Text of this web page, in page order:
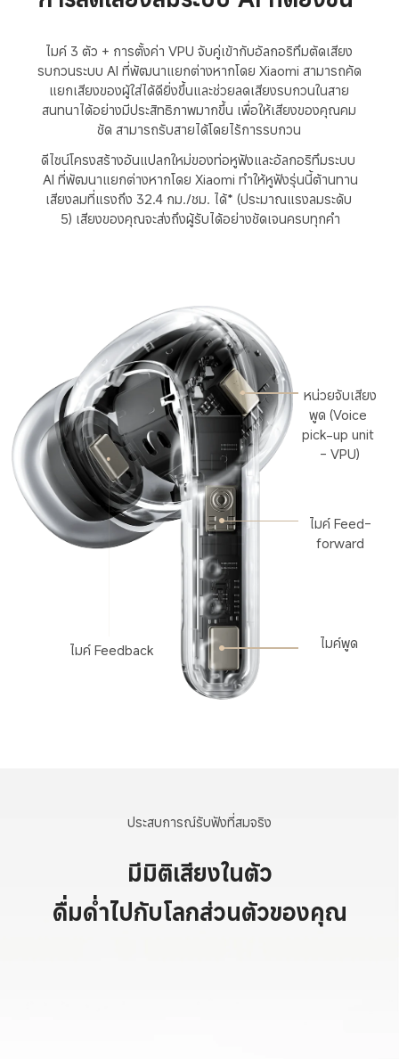
ไมค์ 3 ตัว + การตั้งค่า VPU จับคู่เข้ากับอัลกอริทึมตัดเสียง
รบกวนระบบ AI ที่พัฒนาแยกต่างหากโดย Xiaomi สามารถคัด
แยกเสียงของผู้ใส่ได้ดียิ่งขึ้นและช่วยลดเสียงรบกวนในสาย
สนทนาได้อย่างมีประสิทธิภาพมากขึ้น เพื่อให้เสียงของคุณคม
ชัด สามารถรับสายได้โดยไร้การรบกวน
ดีไซน์โครงสร้างอันแปลกใหม่ของท่อหูฟังและอัลกอริทึมระบบ
AI ที่พัฒนาแยกต่างหากโดย Xiaomi ทำให้หูฟังรุ่นนี้ต้านทาน
เสียงลมที่แรงถึง 32.4 กม./ชม. ได้* (ประมาณแรงลมระดับ
5) เสียงของคุณจะส่งถึงผู้รับได้อย่างชัดเจนครบทุกคำ
หน่วยจับเสียง
พูด (Voice
pick-up unit
- VPU)
ไมค์ Feed-
forward
ไมค์พูด
ไมค์ Feedback
ประสบการณ์รับฟังที่สมจริง
มีมิติเสียงในตัว
ดื่มด่ำไปกับโลกส่วนตัวของคุณ